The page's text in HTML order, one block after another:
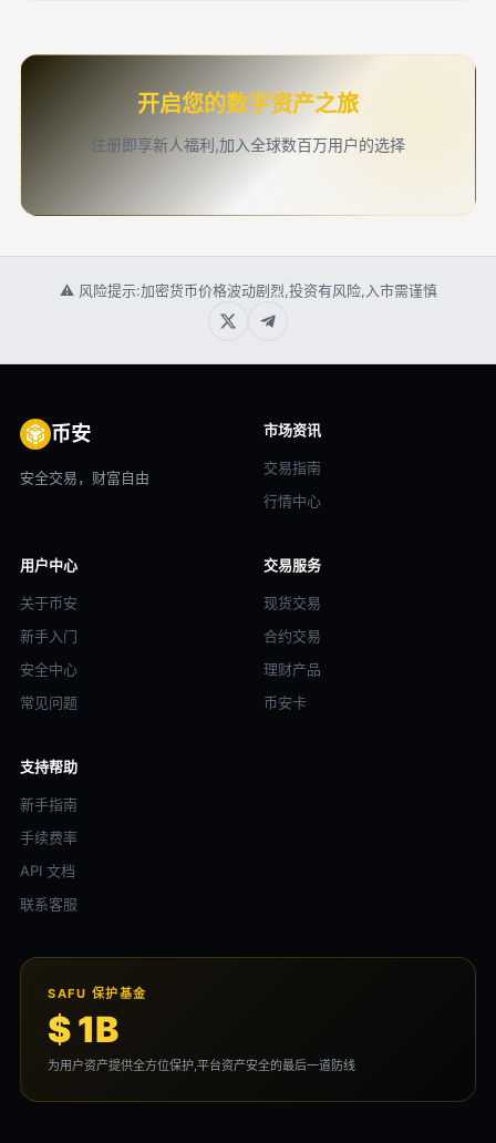
开启您的数字资产之旅
注册即享新人福利,加入全球数百万用户的选择
⚠ 风险提示:加密货币价格波动剧烈,投资有风险,入市需谨慎
币安
安全交易，财富自由
市场资讯
交易指南
行情中心
用户中心
关于币安
新手入门
安全中心
常见问题
交易服务
现货交易
合约交易
理财产品
币安卡
支持帮助
新手指南
手续费率
API 文档
联系客服
SAFU 保护基金
$ 1B
为用户资产提供全方位保护,平台资产安全的最后一道防线